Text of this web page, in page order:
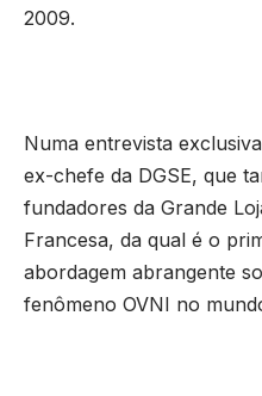
2009.
Numa entrevista
ex-chefe da DGSE, que
fundadores da Grande
Francesa, da qual é o
abordagem abrangente
fenômeno OVNI no